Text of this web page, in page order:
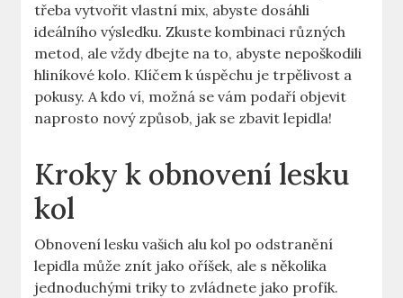
třeba vytvořit vlastní mix, abyste dosáhli
ideálního výsledku. Zkuste kombinaci různých
metod, ale vždy dbejte ⁣na to, abyste nepoškodili
hliníkové ​kolo. Klíčem k úspěchu je trpělivost a
pokusy. A kdo ví, možná se vám podaří objevit
naprosto nový ⁣způsob, jak se ⁢zbavit lepidla!
Kroky k obnovení lesku
kol
Obnovení lesku vašich⁤ alu kol po odstranění
lepidla může znít jako oříšek, ale s několika
jednoduchými triky to zvládnete jako profík.